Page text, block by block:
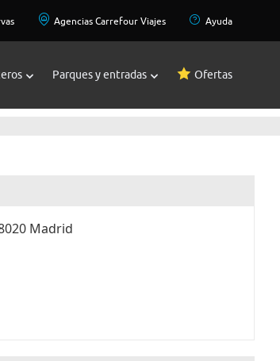
Agencias Carrefour Viajes Ayuda
Parques y entradas Ofertas
Madrid